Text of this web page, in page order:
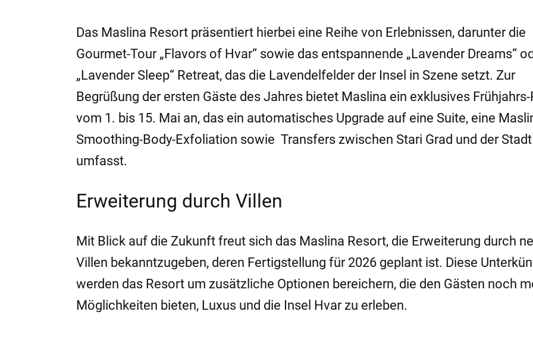
Das Maslina Resort präsentiert hierbei eine Reihe von Erlebnissen, darunter die
Gourmet-Tour „Flavors of Hvar“ sowie das entspannende „Lavender Dreams“
„Lavender Sleep“ Retreat, das die Lavendelfelder der Insel in Szene setzt. Zur
Begrüßung der ersten Gäste des Jahres bietet Maslina ein exklusives
vom 1. bis 15. Mai an, das ein automatisches Upgrade auf eine Suite, eine
Smoothing-Body-Exfoliation sowie Transfers zwischen Stari Grad und der
umfasst.
Erweiterung durch Villen
Mit Blick auf die Zukunft freut sich das Maslina Resort, die Erweiterung durch
Villen bekanntzugeben, deren Fertigstellung für 2026 geplant ist. Diese
werden das Resort um zusätzliche Optionen bereichern, die den Gästen noch
Möglichkeiten bieten, Luxus und die Insel Hvar zu erleben.